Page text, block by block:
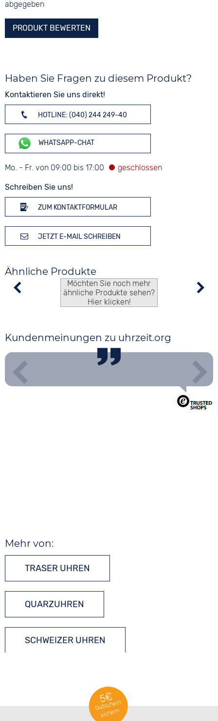
abgegeben
PRODUKT BEWERTEN
Haben Sie Fragen zu diesem Produkt?
Kontaktieren Sie uns direkt!
HOTLINE: (040) 244 249-40
WHATSAPP-CHAT
Mo. - Fr. von 09:00 bis 17:00
Schreiben Sie uns!
ZUM KONTAKTFORMULAR
JETZT E-MAIL SCHREIBEN
Ähnliche Produkte
Möchten Sie noch mehr
ähnliche Produkte sehen?
Hier klicken!
Kundenmeinungen zu uhrzeit.org
Mehr von:
TRASER UHREN
QUARZUHREN
SCHWEIZER UHREN
5€
Gutschein
sichern